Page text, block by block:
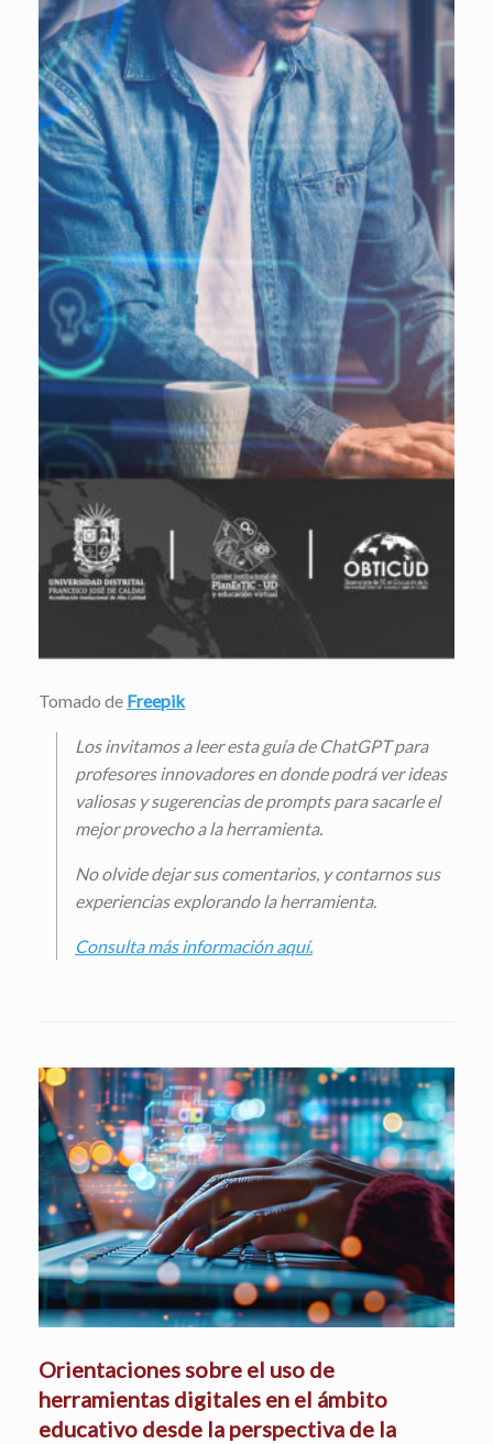
Tomado de Freepik
Los invitamos a leer esta guía de ChatGPT para
profesores innovadores en donde podrá ver ideas
valiosas y sugerencias de prompts para sacarle el
mejor provecho a la herramienta.
No olvide dejar sus comentarios, y contarnos sus
experiencias explorando la herramienta.
Consulta más información aquí.
Orientaciones sobre el uso de
herramientas digitales en el ámbito
educativo desde la perspectiva de la